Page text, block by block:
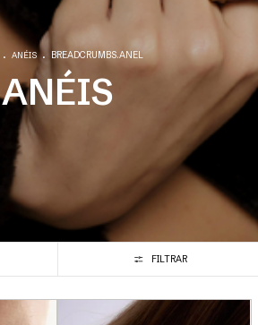
. ANÉIS . BREADCRUMBS.ANEL
ANÉIS
FILTRAR